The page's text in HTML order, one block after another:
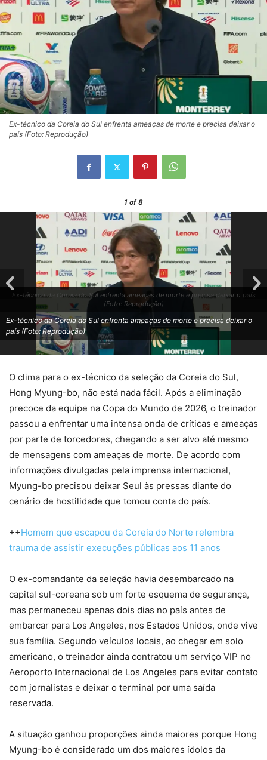
Ex-técnico da Coreia do Sul enfrenta ameaças de morte e precisa deixar o
país (Foto: Reprodução)
1 of 8
Ex-técnico da Coreia do Sul enfrenta ameaças de morte e precisa deixar o país
(Foto: Reprodução)
Ex-técnico da Coreia do Sul enfrenta ameaças de morte e precisa deixar o
país (Foto: Reprodução)
O clima para o ex-técnico da seleção da Coreia do Sul,
Hong Myung-bo, não está nada fácil. Após a eliminação
precoce da equipe na Copa do Mundo de 2026, o treinador
passou a enfrentar uma intensa onda de críticas e ameaças
por parte de torcedores, chegando a ser alvo até mesmo
de mensagens com ameaças de morte. De acordo com
informações divulgadas pela imprensa internacional,
Myung-bo precisou deixar Seul às pressas diante do
cenário de hostilidade que tomou conta do país.
++Homem que escapou da Coreia do Norte relembra
trauma de assistir execuções públicas aos 11 anos
O ex-comandante da seleção havia desembarcado na
capital sul-coreana sob um forte esquema de segurança,
mas permaneceu apenas dois dias no país antes de
embarcar para Los Angeles, nos Estados Unidos, onde vive
sua família. Segundo veículos locais, ao chegar em solo
americano, o treinador ainda contratou um serviço VIP no
Aeroporto Internacional de Los Angeles para evitar contato
com jornalistas e deixar o terminal por uma saída
reservada.
A situação ganhou proporções ainda maiores porque Hong
Myung-bo é considerado um dos maiores ídolos da